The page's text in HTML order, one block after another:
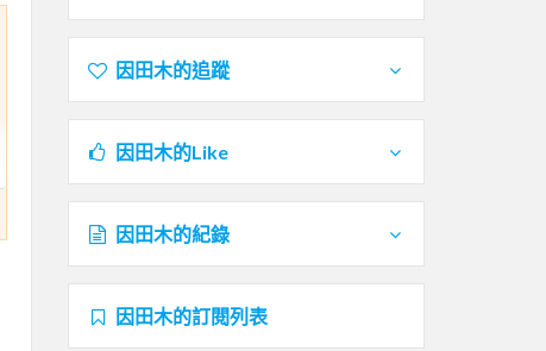
因田木的追蹤
因田木的Like
因田木的紀錄
因田木的訂閱列表